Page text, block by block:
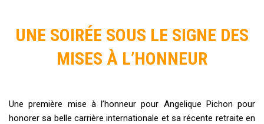
UNE SOIRÉE SOUS LE SIGNE DES
MISES À L’HONNEUR
Une première mise à l’honneur pour Angelique Pichon pour
honorer sa belle carrière internationale et sa récente retraite en